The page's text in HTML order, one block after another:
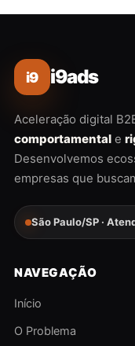
i9 i9ads
Aceleração digital
comportamental e
Desenvolvemos
empresas que
São Paulo/SP ·
NAVEGAÇÃO
Início
O Problema